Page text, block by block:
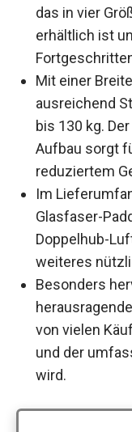
das in vier
erhältlich ist
Mit einer
ausreichend
bis 130 kg.
Aufbau sorgt
reduziertem
Im
Glasfaser-
Doppelhub-
weiteres
Besonders
von vielen
und der
wird.